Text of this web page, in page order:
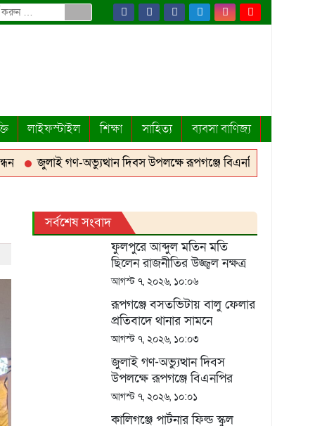
লাইফস্টাইল শিক্ষা সাহিত্য ব্যবসা বাণিজ্য
জুলাই গণ-অভ্যুত্থান দিবস উপলক্ষে রূপগঞ্জে বিএনপির আনন্দ
সর্বশেষ সংবাদ
ফুলপুরে আব্দুল মতিন মতি
ছিলেন রাজনীতির উজ্জ্বল নক্ষত্র
মোতাহার তালুকদার
আগস্ট ৭, ২০২৬, ১০:০৬
রূপগঞ্জে বসতভিটায় বালু ফেলার
প্রতিবাদে থানার সামনে
গণঅভিযোগ ও মানববন্ধন
আগস্ট ৭, ২০২৬, ১০:০৩
জুলাই গণ-অভ্যুত্থান দিবস
উপলক্ষে রূপগঞ্জে বিএনপির
আনন্দ শোভাযাত্রা
আগস্ট ৭, ২০২৬, ১০:০১
কালিগঞ্জে পার্টনার ফিল্ড স্কুল